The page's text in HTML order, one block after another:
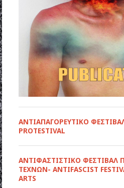
ΑΝΤΙΑΠΑΓΟΡΕΥΤΙΚΟ
PROTESTIVAL
ANTIΦΑΣΤΙΣΤΙΚΟ ΦΕΣΤΙΒΑΛ
ΤΕΧΝΩΝ- ANTIFASCIST
ARTS